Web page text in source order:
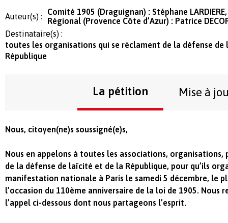
Auteur(s) :
Comité 1905 (Draguignan) : Stéphane
Régional (Provence Côte d’Azur) : Patrice
Destinataire(s) :
toutes les organisations qui se réclament de la défense
République
La pétition Mise à
Nous, citoyen(ne)s soussigné(e)s,
Nous en appelons à toutes les associations, organisations,
de la défense de laïcité et de la République, pour qu’ils
manifestation nationale à Paris le samedi 5 décembre, le
l’occasion du 110ème anniversaire de la loi de 1905. Nous
l’appel ci-dessous dont nous partageons l’esprit.